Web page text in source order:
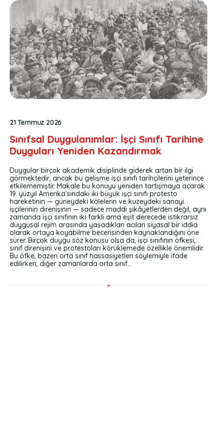
21 Temmuz 2026
Sınıfsal Duygulanımlar: İşçi Sınıfı Tarihine
Duyguları Yeniden Kazandırmak
Duygular birçok akademik disiplinde giderek artan bir ilgi
görmektedir, ancak bu gelişme işçi sınıfı tarihçilerini yeterince
etkilememiştir. Makale bu konuyu yeniden tartışmaya açarak
19. yüzyıl Amerika'sındaki iki büyük işçi sınıfı protesto
hareketinin — güneydeki kölelerin ve kuzeydeki sanayi
işçilerinin direnişinin — sadece maddi şikâyetlerden değil, aynı
zamanda işçi sınıfının iki farklı ama eşit derecede istikrarsız
duygusal rejim arasında yaşadıkları acıları siyasal bir iddia
olarak ortaya koyabilme becerisinden kaynaklandığını öne
sürer. Birçok duygu söz konusu olsa da, işçi sınıfının öfkesi,
sınıf direnişini ve protestoları körüklemede özellikle önemlidir.
Bu öfke, bazen orta sınıf hassasiyetleri söylemiyle ifade
edilirken, diğer zamanlarda orta sınıf...